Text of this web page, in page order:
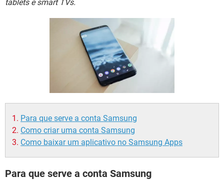
INSTAGRAM
tablets e smart TVs.
Para que serve a conta Samsung
Como criar uma conta Samsung
Como baixar um aplicativo no Samsung Apps
Para que serve a conta Samsung